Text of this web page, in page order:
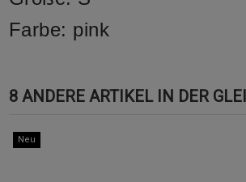
Farbe: pink
8 ANDERE ARTIKEL IN DER
Neu